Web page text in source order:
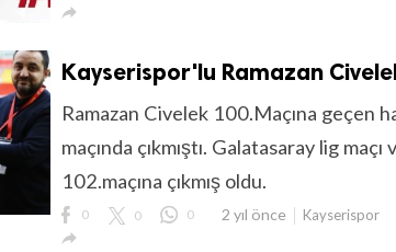

Kayserispor'lu Ramazan
Ramazan Civelek 100.Maçına geçen
maçında çıkmıştı. Galatasaray lig
102.maçına çıkmış oldu.
0 0 0 2 yıl önce Kayserispor
